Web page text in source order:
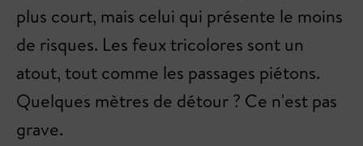
plus court, mais celui qui présente le moins
de risques. Les feux tricolores sont un
atout, tout comme les passages piétons.
Quelques mètres de détour ? Ce n'est pas
grave.